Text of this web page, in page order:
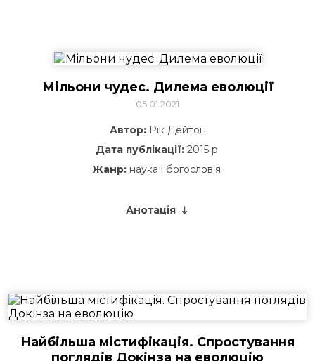
Мільони чудес. Дилема еволюції
05.01.2021
Автор:Рік Дейтон
Дата публікації:2015 р.
Жанр:наука і богослов'я
Анотація
Найбільша містифікація. Спростування
поглядів Докінза на еволюцію